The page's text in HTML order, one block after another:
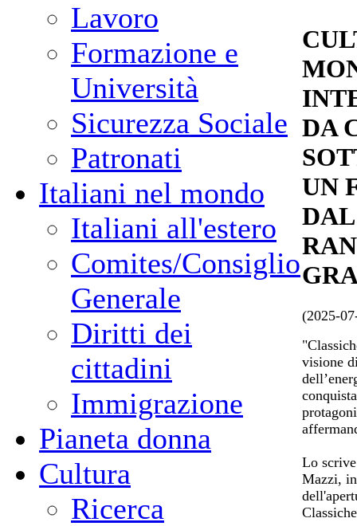
Lavoro
Formazione e
Università
Sicurezza Sociale
Patronati
Italiani nel mondo
Italiani all'estero
Comites/Consiglio
Generale
Diritti dei
cittadini
Immigrazione
Pianeta donna
Cultura
Ricerca
DA
UN
(2025-
visione
Lo
Mazzi,